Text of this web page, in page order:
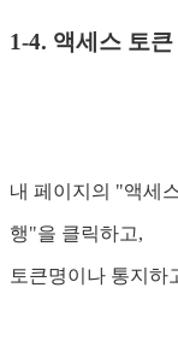
1-4. 액세스 토
내 페이지의 "액세
행"을 클릭하고,
토큰명이나 통지하